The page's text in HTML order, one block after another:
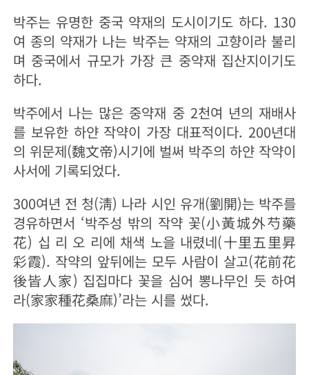
박주는 유명한 중국 약재의 도시이기도 하다. 130
여 종의 약재가 나는 박주는 약재의 고향이라 불리
며 중국에서 규모가 가장 큰 중약재 집산지이기도
하다.
박주에서 나는 많은 중약재 중 2천여 년의 재배사
를 보유한 하얀 작약이 가장 대표적이다. 200년대
의 위문제(魏文帝)시기에 벌써 박주의 하얀 작약이
사서에 기록되었다.
300여년 전 청(淸) 나라 시인 유개(劉開)는 박주를
경유하면서 ‘박주성 밖의 작약 꽃(小黃城外芍藥
花) 십 리 오 리에 채색 노을 내렸네(十里五里昇
彩霞). 작약의 앞뒤에는 모두 사람이 살고(花前花
後皆人家) 집집마다 꽃을 심어 뽕나무인 듯 하여
라(家家種花桑麻)’라는 시를 썼다.